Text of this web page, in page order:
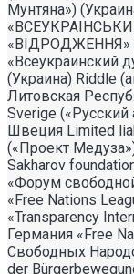
Мунтяна»)
«ВIДРОДЖЕННЯ»
«Всеукраинский
(Украина) Riddle
Литовская
Sverige
Швеция Limited
(«Проект
Sakharov
«Форум
«Free Nations
«Transparеncy
Германия «Free
Свободных
der